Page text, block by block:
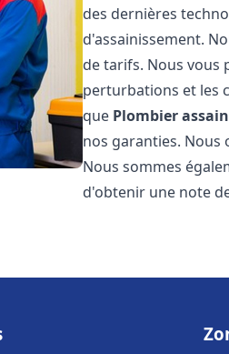
des dernières
d'assainissement.
de tarifs. Nous vous
perturbations et les
que Plombier
nos garanties. Nous
Nous sommes
d'obtenir une note